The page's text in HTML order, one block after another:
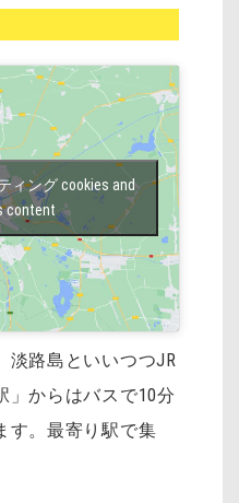
ィング cookies and
content
淡路島といいつつJR
」からはバスで10分
す。最寄り駅で集